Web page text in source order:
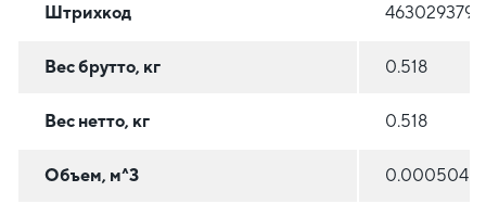
Штрихкод
Вес брутто, кг 0.518
Вес нетто, кг 0.518
Объем, м^3 0.000504